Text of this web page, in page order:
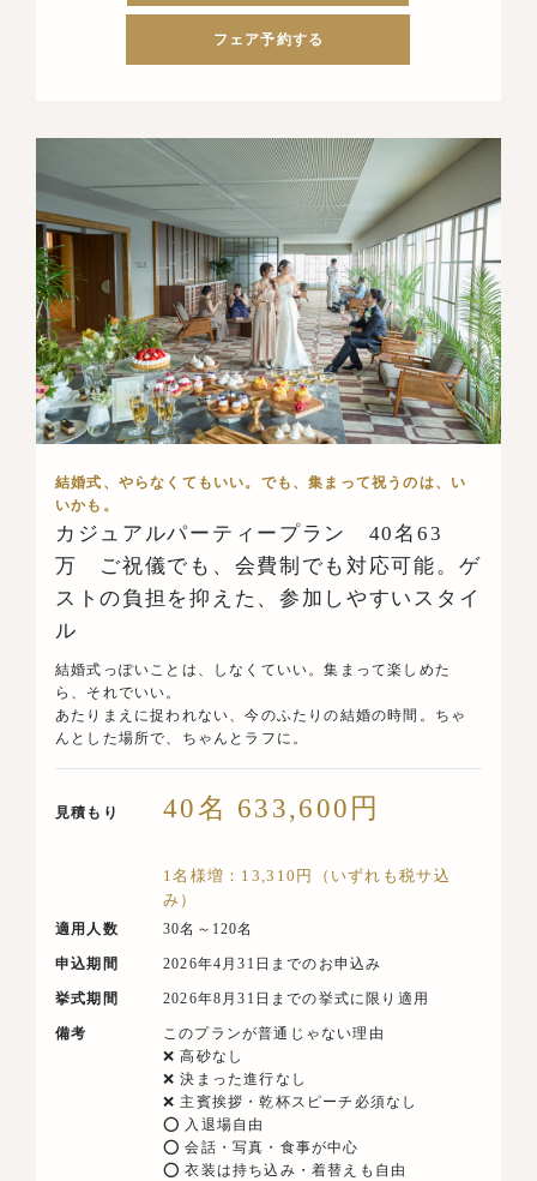
フェア予約する
結婚式、やらなくてもいい。でも、集まって祝うのは、い
いかも。
カジュアルパーティープラン 40名63
万 ご祝儀でも、会費制でも対応可能。ゲ
ストの負担を抑えた、参加しやすいスタイ
ル
結婚式っぽいことは、しなくていい。集まって楽しめた
ら、それでいい。
あたりまえに捉われない、今のふたりの結婚の時間。ちゃ
んとした場所で、ちゃんとラフに。
見積もり 40名 633,600円
1名様増：13,310円（いずれも税サ込
み）
適用人数 30名～120名
申込期間 2026年4月31日までのお申込み
挙式期間 2026年8月31日までの挙式に限り適用
備考
このプランが普通じゃない理由
❌ 高砂なし
❌ 決まった進行なし
❌ 主賓挨拶・乾杯スピーチ必須なし
⭕ 入退場自由
⭕ 会話・写真・食事が中心
⭕ 衣装は持ち込み・着替えも自由